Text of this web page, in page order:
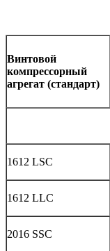
Винтовой
компрессорный
агрегат (стандарт)
1612 LSC
1612 LLC
2016 SSC